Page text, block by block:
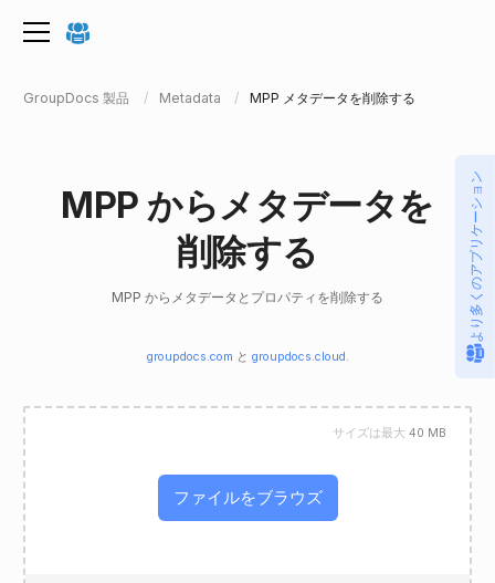
GroupDocs 製品 Metadata MPP メタデータを削除する
MPP からメタデータを
削除する
MPP からメタデータとプロパティを削除する
groupdocs.com と groupdocs.cloud .
ファイルをブラウズ
サイズは最大 40 MB
より多くのアプリケーション